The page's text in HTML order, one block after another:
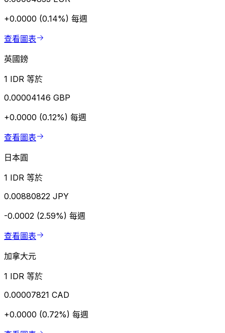
+0.0000 (0.14%) 每週
查看圖表
英國鎊
1 IDR 等於
0.00004146 GBP
+0.0000 (0.12%) 每週
查看圖表
日本圓
1 IDR 等於
0.00880822 JPY
-0.0002 (2.59%) 每週
查看圖表
加拿大元
1 IDR 等於
0.00007821 CAD
+0.0000 (0.72%) 每週